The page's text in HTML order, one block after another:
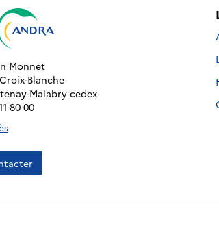
Monnet
Blanche
Malabry cedex
80 00